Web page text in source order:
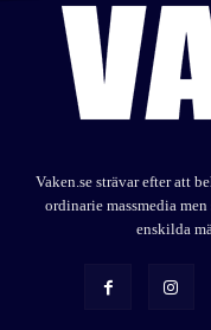
Vaken.se strävar efter att
ordinarie massmedia
enskilda